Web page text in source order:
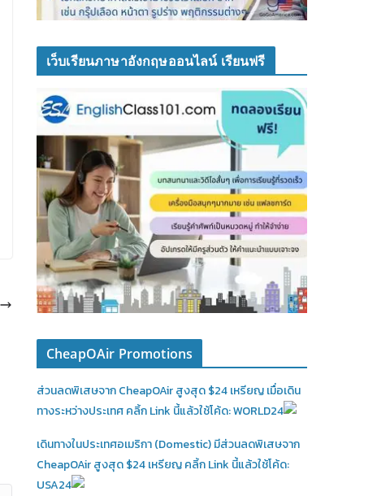
เว็บเรียนภาษาอังกฤษออนไลน์ เรียนฟรี
CheapOAir Promotions
ส่วนลดพิเสษจาก CheapOAir สูงสุด $24 เหรียญ เมื่อเดิน
ทางระหว่างประเทศ คลิ้ก Link นี้แล้วใช้โค้ด: WORLD24
เดินทางในประเทศอเมริกา (Domestic)มีส่วนลดพิเสษจาก
CheapOAir สูงสุด $24 เหรียญ คลิ้ก Link นี้แล้วใช้โค้ด:
USA24